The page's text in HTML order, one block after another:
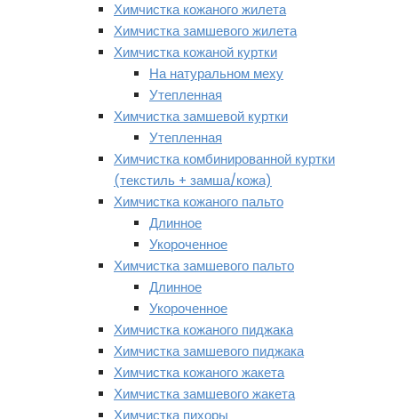
Химчистка кожаного жилета
Химчистка замшевого жилета
Химчистка кожаной куртки
На натуральном меху
Утепленная
Химчистка замшевой куртки
Утепленная
Химчистка комбинированной куртки
(текстиль + замша/кожа)
Химчистка кожаного пальто
Длинное
Укороченное
Химчистка замшевого пальто
Длинное
Укороченное
Химчистка кожаного пиджака
Химчистка замшевого пиджака
Химчистка кожаного жакета
Химчистка замшевого жакета